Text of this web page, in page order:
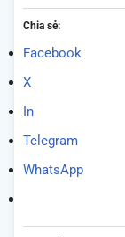
Chia sẻ:
Facebook
X
In
Telegram
WhatsApp